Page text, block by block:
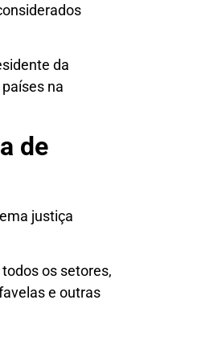
da
na
de
justiça
os setores,
e outras